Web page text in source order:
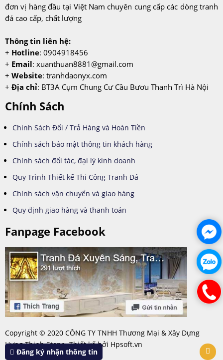
đơn vị hàng đầu tại Việt Nam chuyên cung cấp các dòng tranh
đá cao cấp, chất lượng
Thông tin liên hệ:
+ Hotline: 0904918456
+ Email: xuanthuan8881@gmail.com
+ Website: tranhdaonyx.com
+ Địa chỉ: BT3A Cụm Chung Cư Cầu Bươu Thanh Trì Hà Nội
Chính Sách
Chinh Sách Đổi / Trả Hàng và Hoàn Tiền
Chính sách bảo mật thông tin khách hàng
Chính sách đối tác, đại lý kinh doanh
Quy Trình Thiết kế Thi Công Tranh Đá
Chính sách vận chuyển và giao hàng
Quy định giao hàng và thanh toán
Fanpage Facebook
Copyright © 2020 CÔNG TY TNHH Thương Mại & Xây Dựng
Hưng Thịnh Stone. Thiết kế bởi Hpsoft.vn
Đăng ký nhận thông tin